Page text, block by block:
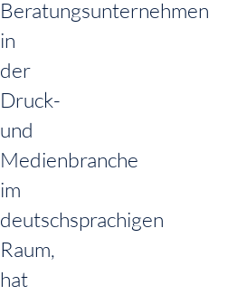
Beratungsunternehmen
in
der
Druck-
und
Medienbranche
im
deutschsprachigen
Raum,
hat